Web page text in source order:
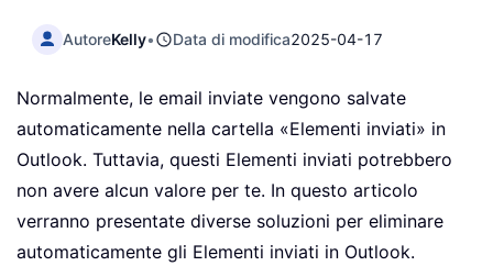
AutoreKelly• Data di modifica2025-04-17
Normalmente, le email inviate vengono salvate
automaticamente nella cartella «Elementi inviati» in
Outlook. Tuttavia, questi Elementi inviati potrebbero
non avere alcun valore per te. In questo articolo
verranno presentate diverse soluzioni per eliminare
automaticamente gli Elementi inviati in Outlook.